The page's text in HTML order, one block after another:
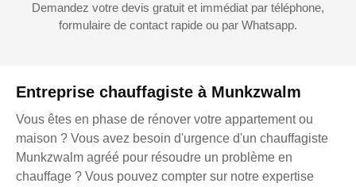
Entreprise chauffagiste à Munkzwalm
Vous êtes en phase de rénover votre appartement ou
maison ? Vous avez besoin d'urgence d'un chauffagiste
Munkzwalm agréé pour résoudre un problème en
chauffage ? Vous pouvez compter sur notre expertise
Demandez votre devis gratuit et immédiat par téléphone,
formulaire de contact rapide ou par Whatsapp.